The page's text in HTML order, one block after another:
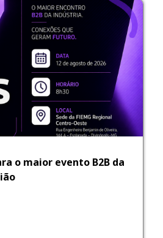
o maior evento B2B da